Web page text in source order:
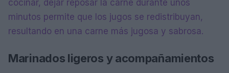
cocinar, dejar reposar la carne durante unos
minutos permite que los jugos se redistribuyan,
resultando en una carne más jugosa y sabrosa.
Marinados ligeros y acompañamientos